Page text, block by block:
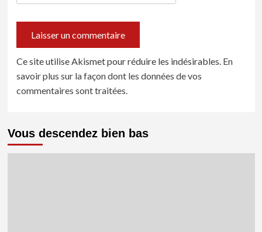
Ce site utilise Akismet pour réduire les indésirables. En
savoir plus sur la façon dont les données de vos
commentaires sont traitées.
Vous descendez bien bas